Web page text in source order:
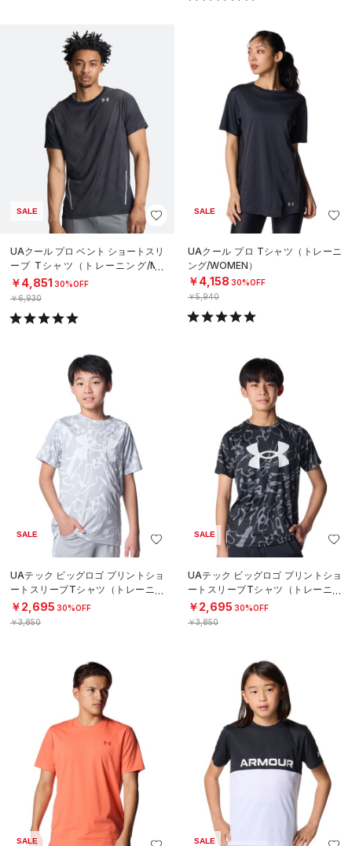
SALE
UAクール プロ ベント ショートスリ
ーブ Tシャツ（トレーニング/ME
N）
￥4,851 30%OFF
￥6,930
SALE
UAクール プロ Tシャツ（トレーニ
ング/WOMEN）
￥4,158 30%OFF
￥5,940
SALE
UAテック ビッグロゴ プリントショ
ートスリーブTシャツ（トレーニン
グ/BOYS）
￥2,695 30%OFF
￥3,850
SALE
UAテック ビッグロゴ プリントショ
ートスリーブTシャツ（トレーニン
グ/BOYS）
￥2,695 30%OFF
￥3,850
SALE SALE